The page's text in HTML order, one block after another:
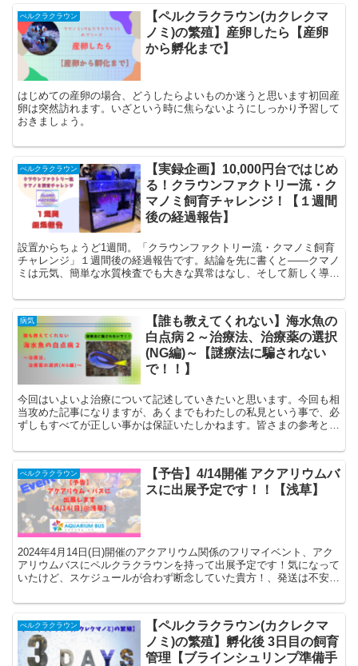
ぺルクラクラウン
【ペルクラクラウン(カクレクマ
ノミ)の繁殖】産卵したら【産卵
から孵化まで】
はじめての産卵の場合、どうしたらよいものか迷うと思います初回産
卵は突然訪れます。いざという時に焦らないようにしっかり予習して
おきましょう。
ぺルクラクラウン
【実録企画】10,000円台ではじめ
る！クラウンファクトリー流・ク
マノミ飼育チャレンジ！【１週間
後の経過報告】
設置からちょうど1週間。「クラウンファクトリー流・クマノミ飼育
チャレンジ」１週間後の経過報告です。結論を先に書くと――クマノ
ミは元気、簡単な水質検査でも大きな異常はなし、そして新しく導入
ったこと」と「今の状態」を報告します。
病気
【誰も教えてくれない】海水魚の
白点病２～治療法、治療薬の選択
(NG編)～【謎療法に騙されない
で！！】
今回はいよいよ治療について記述していきたいと思います。今回も相
当攻めた記事になりますが、あくまでもわたしの私見という事で、必
ずしもすべてが正しい事かは保証いたしかねます。皆さまの参考とな
ぺルクラクラウン
【予告】4/14開催 アクアリウムバ
スに出展予定です！！【浅草】
2024年4月14日(日)開催のアクアリウム関係のフリマイベント、アク
アリウムバスにペルクラクラウンを持って出展予定です！気になって
いたけど、スケジュールが合わず断念していた貴方！、発送は不安だ
トをお持ちでない貴方！、ブリードの方法が気になっていた貴方！、
ぺルクラクラウン
【ペルクラクラウン(カクレクマ
ノミ)の繁殖】孵化後 3日目の飼育
管理【ブラインシュリンプ準備手